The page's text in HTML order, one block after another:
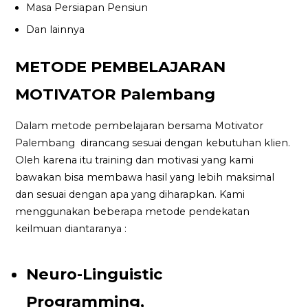
Masa Persiapan Pensiun
Dan lainnya
METODE PEMBELAJARAN
MOTIVATOR Palembang
Dalam metode pembelajaran bersama Motivator
Palembang dirancang sesuai dengan kebutuhan klien.
Oleh karena itu training dan motivasi yang kami
bawakan bisa membawa hasil yang lebih maksimal
dan sesuai dengan apa yang diharapkan. Kami
menggunakan beberapa metode pendekatan
keilmuan diantaranya :
Neuro-Linguistic
Programming,